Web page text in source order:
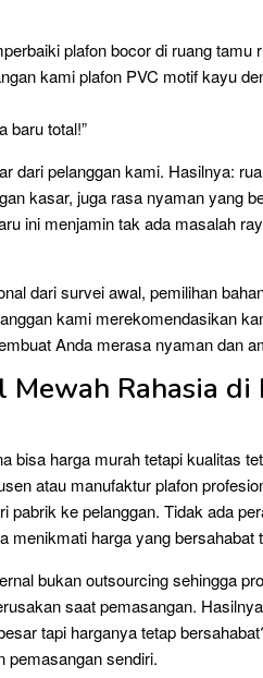
plafon bocor di ruang tamu
kami plafon PVC motif kayu
baru total!”
dari pelanggan kami. Hasilnya:
kasar, juga rasa nyaman yang
ini menjamin tak ada masalah
dari survei awal, pemilihan
kami merekomendasikan
Anda merasa nyaman dan
Mewah Rahasia di
bisa harga murah tetapi kualitas
atau manufaktur plafon
pabrik ke pelanggan. Tidak ada
menikmati harga yang
bukan outsourcing sehingga
saat pemasangan.
tapi harganya tetap
pemasangan sendiri.